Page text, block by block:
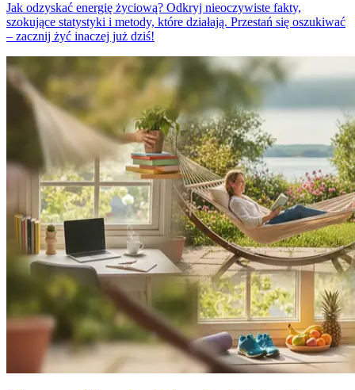
Jak odzyskać energię życiową? Odkryj nieoczywiste fakty,
szokujące statystyki i metody, które działają. Przestań się oszukiwać
– zacznij żyć inaczej już dziś!